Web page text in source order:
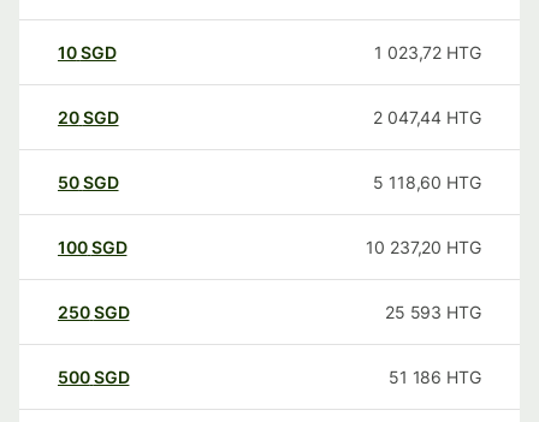
10SGD 1 023,72 HTG
20SGD 2 047,44 HTG
50SGD 5 118,60 HTG
100SGD 10 237,20 HTG
250SGD 25 593 HTG
500SGD 51 186 HTG